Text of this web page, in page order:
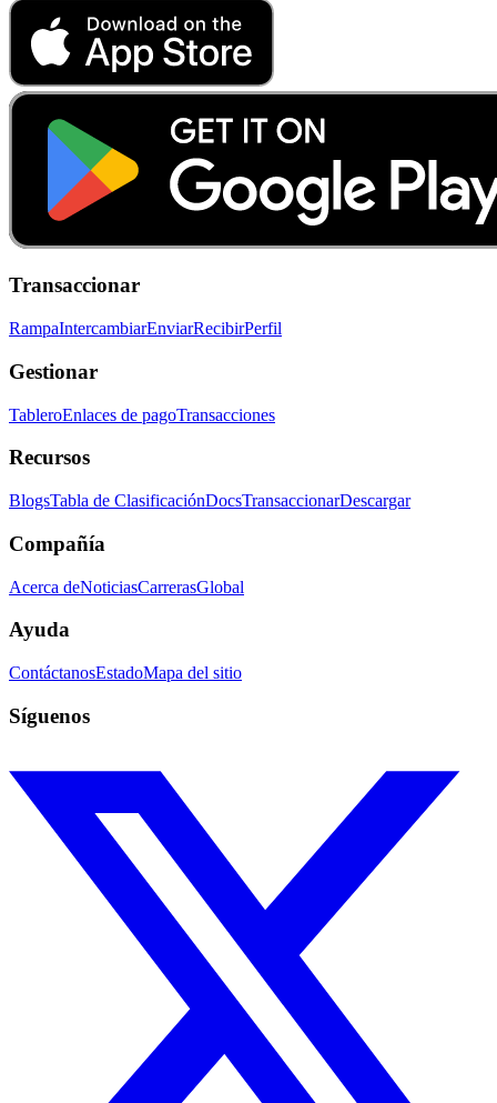
Transaccionar
RampaIntercambiarEnviarRecibirPerfil
Gestionar
TableroEnlaces de pagoTransacciones
Recursos
BlogsTabla de ClasificaciónDocsTransaccionarDescargar
Compañía
Acerca deNoticiasCarrerasGlobal
Ayuda
ContáctanosEstadoMapa del sitio
Síguenos